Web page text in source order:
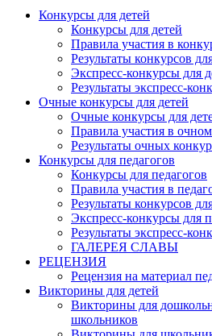
Конкурсы для детей
Конкурсы для детей
Правила участия в
Результаты конкурсов
Экспресс-конкурсы для
Результаты экспресс-
Очные конкурсы для детей
Очные конкурсы для
Правила участия в
Результаты очных
Конкурсы для педагогов
Конкурсы для педагогов
Правила участия в
Результаты конкурсов
Экспресс-конкурсы для
Результаты экспресс-
ГАЛЕРЕЯ СЛАВЫ
РЕЦЕНЗИЯ
Рецензия на материал
Викторины для детей
Викторины для
школьников